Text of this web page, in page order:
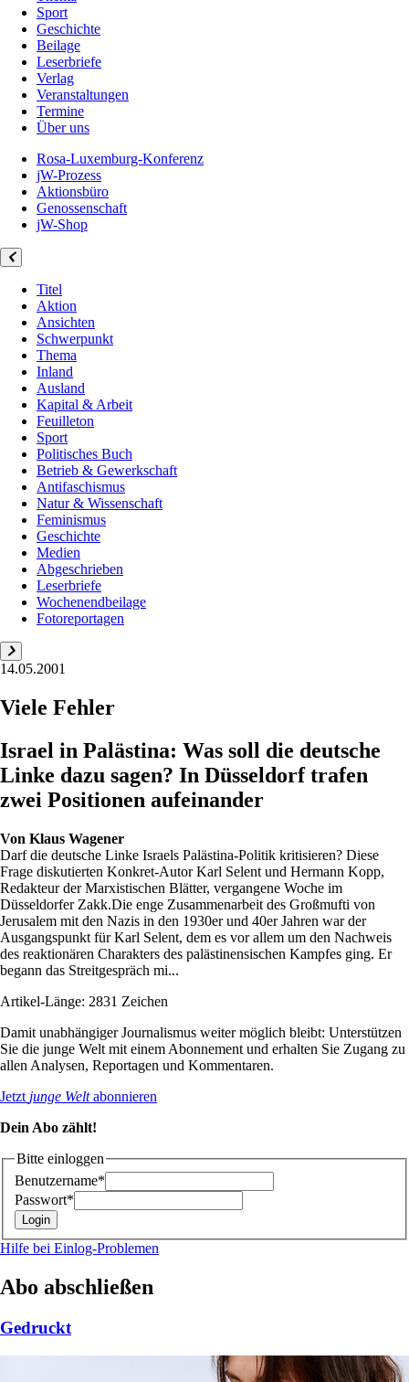
Sport
Geschichte
Beilage
Leserbriefe
Verlag
Veranstaltungen
Termine
Über uns
Rosa-Luxemburg-Konferenz
jW-Prozess
Aktionsbüro
Genossenschaft
jW-Shop
Titel
Aktion
Ansichten
Schwerpunkt
Thema
Inland
Ausland
Kapital & Arbeit
Feuilleton
Sport
Politisches Buch
Betrieb & Gewerkschaft
Antifaschismus
Natur & Wissenschaft
Feminismus
Geschichte
Medien
Abgeschrieben
Leserbriefe
Wochenendbeilage
Fotoreportagen
14.05.2001
Viele Fehler
Israel in Palästina: Was soll die deutsche
Linke dazu sagen? In Düsseldorf trafen
zwei Positionen aufeinander
Von Klaus Wagener
Darf die deutsche Linke Israels Palästina-Politik kritisieren? Diese
Frage diskutierten Konkret-Autor Karl Selent und Hermann Kopp,
Redakteur der Marxistischen Blätter, vergangene Woche im
Düsseldorfer Zakk.Die enge Zusammenarbeit des Großmufti von
Jerusalem mit den Nazis in den 1930er und 40er Jahren war der
Ausgangspunkt für Karl Selent, dem es vor allem um den Nachweis
des reaktionären Charakters des palästinensischen Kampfes ging. Er
begann das Streitgespräch mi...
Artikel-Länge: 2831 Zeichen
Damit unabhängiger Journalismus weiter möglich bleibt: Unterstützen
Sie die junge Welt mit einem Abonnement und erhalten Sie Zugang zu
allen Analysen, Reportagen und Kommentaren.
Jetzt junge Weltabonnieren
Dein Abo zählt!
Bitte einloggen
Benutzername*
Passwort*
Hilfe bei Einlog-Problemen
Abo abschließen
Gedruckt